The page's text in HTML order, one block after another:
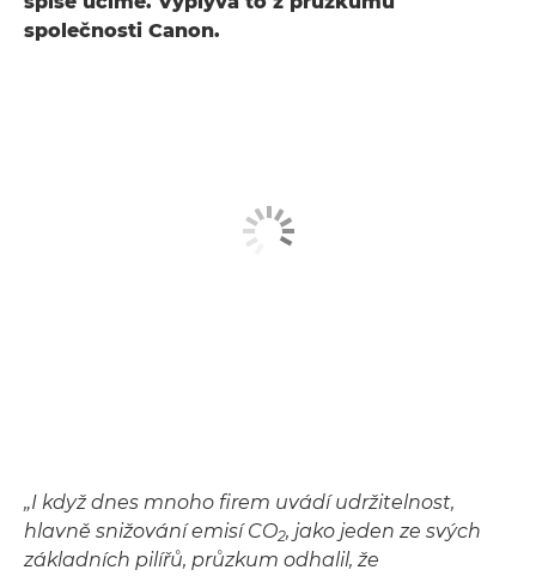
společnosti Canon.
„I když dnes mnoho firem uvádí udržitelnost,
hlavně snižování emisí CO2, jako jeden ze svých
základních pilířů, průzkum odhalil, že